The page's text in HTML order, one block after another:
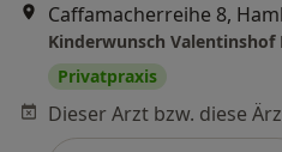
Caffamacherreihe 8,
Kinderwunsch Valentinshof
Privatpraxis